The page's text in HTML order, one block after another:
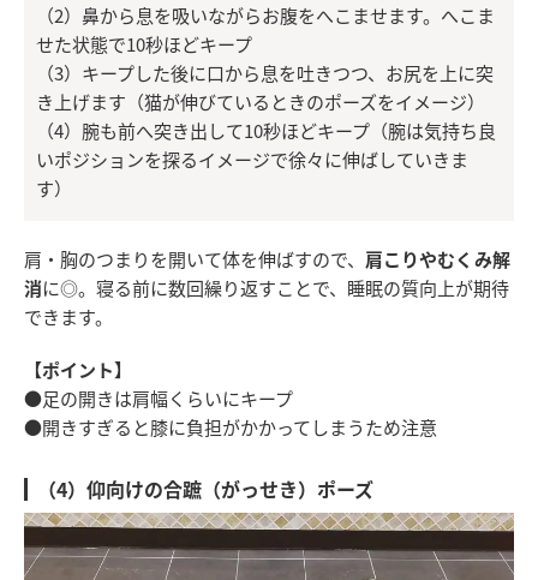
（2）鼻から息を吸いながらお腹をへこませます。へこま
せた状態で10秒ほどキープ
（3）キープした後に口から息を吐きつつ、お尻を上に突
き上げます（猫が伸びているときのポーズをイメージ）
（4）腕も前へ突き出して10秒ほどキープ（腕は気持ち良
いポジションを探るイメージで徐々に伸ばしていきま
す）
肩・胸のつまりを開いて体を伸ばすので、 肩こりやむくみ解
消に◎。寝る前に数回繰り返すことで、睡眠の質向上が期待
できます。
【ポイント】
●足の開きは肩幅くらいにキープ
●開きすぎると膝に負担がかかってしまうため注意
（4）仰向けの合蹠（がっせき）ポーズ